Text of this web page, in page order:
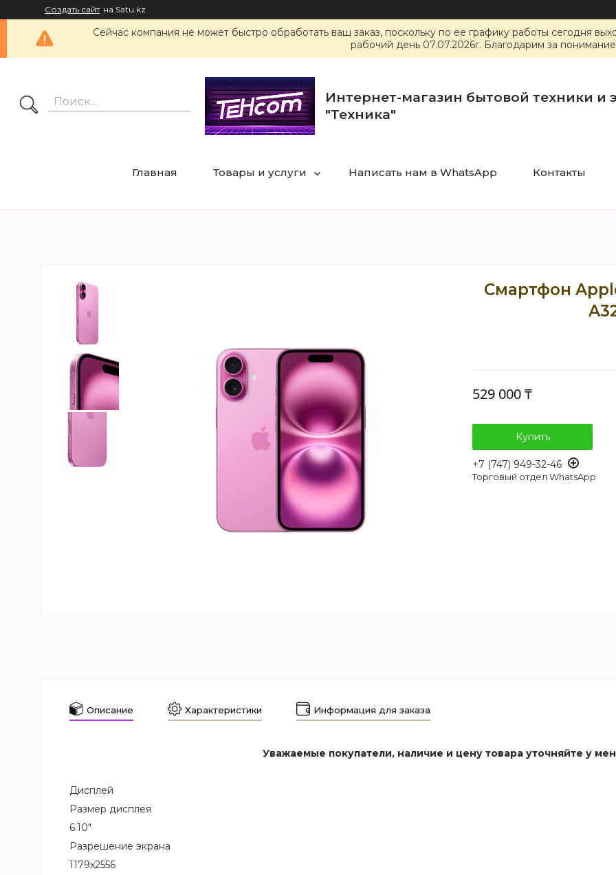
Создать сайт на Satu.kz
Сейчас компания не может быстро обработать ваш заказ, поскольку по ее графику работы сегодня
рабочий день 07.07.2026г. Благодарим за
Интернет-магазин бытовой техники и
"Техника"
Главная Товары и услуги Написать нам в WhatsApp Контакты
Смартфон
529 000 ₸
Купить
+7 (747) 949-32-46
Торговый отдел WhatsApp
Описание Характеристики Информация для заказа
Уважаемые покупатели, наличие и цену товара уточняйте у
Дисплей
Размер дисплея
6.10"
Разрешение экрана
1179x2556